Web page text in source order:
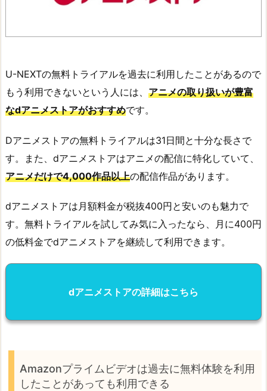
U-NEXTの無料トライアルを過去に利用したことがあるので
もう利用できないという人には、 アニメの取り扱いが豊富
なdアニメストアがおすすめです。
Dアニメストアの無料トライアルは31日間と十分な長さで
す。また、dアニメストアはアニメの配信に特化していて、
アニメだけで4,000作品以上の配信作品があります。
dアニメストアは月額料金が税抜400円と安いのも魅力で
す。無料トライアルを試してみ気に入ったなら、月に400円
の低料金でdアニメストアを継続して利用できます。
dアニメストアの詳細はこちら
Amazonプライムビデオは過去に無料体験を利用
したことがあっても利用できる